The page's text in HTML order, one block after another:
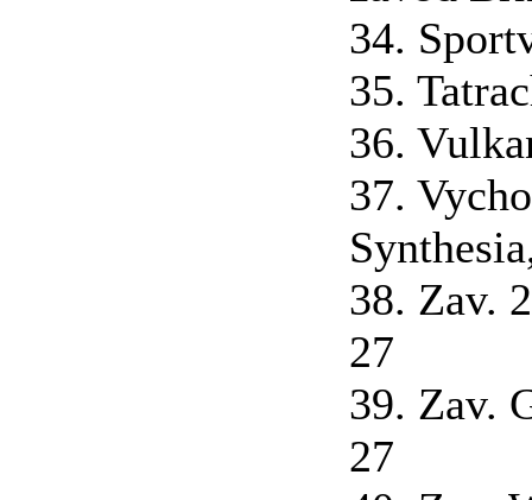
34.
35.
36.
37.
38. Zav.
27
39. Zav.
27